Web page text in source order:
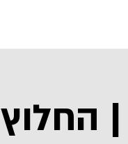
החלוץ